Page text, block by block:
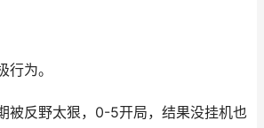
为。
被反野太狠，0-5开局，结果没挂机也